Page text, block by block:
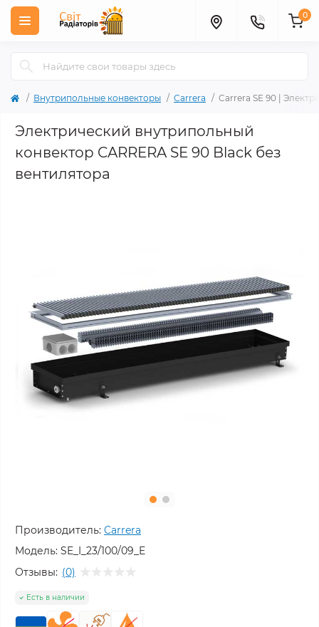
0
Внутрипольные конвекторы Carrera Carrera SE 90 |
Электрический внутрипольный
конвектор CARRERA SE 90 Black без
вентилятора
Производитель: Carrera
Модель: SE_I_23/100/09_E
Отзывы: (0)
Есть в наличии